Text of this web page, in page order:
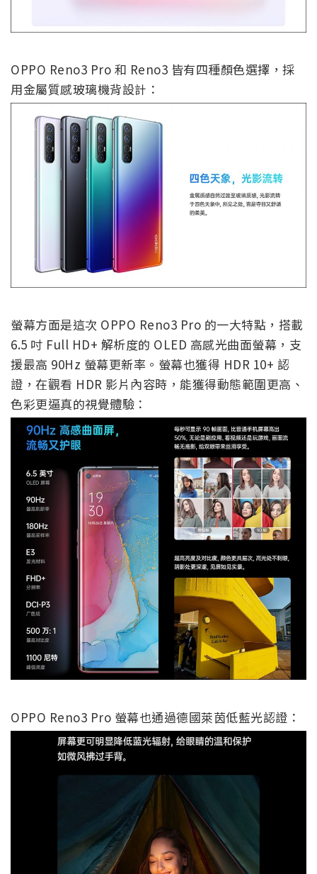
OPPO Reno3 Pro 和 Reno3 皆有四種顏色選擇，採
用金屬質感玻璃機背設計：
螢幕方面是這次 OPPO Reno3 Pro 的一大特點，搭載
6.5 吋 Full HD+ 解析度的 OLED 高感光曲面螢幕，支
援最高 90Hz 螢幕更新率。螢幕也獲得 HDR 10+ 認
證，在觀看 HDR 影片內容時，能獲得動態範圍更高、
色彩更逼真的視覺體驗：
OPPO Reno3 Pro 螢幕也通過德國萊茵低藍光認證：